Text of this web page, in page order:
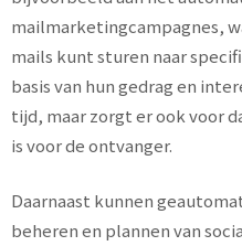
mailmarketingcampagnes,
mails kunt sturen naar
basis van hun gedrag en
tijd, maar zorgt er ook voor
is voor de ontvanger.
Daarnaast kunnen
beheren en plannen van